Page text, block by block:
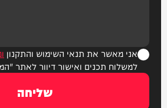
אני מאשר את תנאי השימוש והתקנון
למשלוח תכנים ואישור דיוור לאתר
שליחה